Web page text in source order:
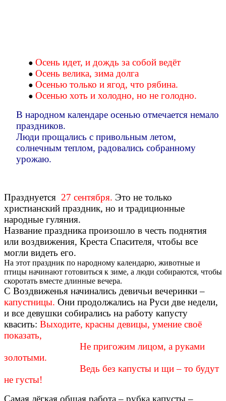
Осень идет, и дождь за собой ведёт
Осень велика, зима долга
Осенью только и ягод, что рябина.
Осенью хоть и холодно, но не голодно.
В народном календаре осенью отмечается немало
праздников.
Люди прощались с привольным летом,
солнечным теплом, радовались собранному
урожаю.
Празднуется 27 сентября. Это не только
христианский праздник, но и традиционные
народные гуляния.
Название праздника произошло в честь поднятия
или воздвижения, Креста Спасителя, чтобы все
могли видеть его.
На этот праздник по народному календарю, животные и
птицы начинают готовиться к зиме, а люди собираются, чтобы
скоротать вместе длинные вечера.
С Воздвиженья начинались девичьи вечеринки –
капустницы. Они продолжались на Руси две недели,
и все девушки собирались на работу капусту
квасить: Выходите, красны девицы, умение своё
показать,
Не пригожим лицом, а руками
золотыми.
Ведь без капусты и щи – то будут
не густы!
Самая лёгкая общая работа – рубка капусты –